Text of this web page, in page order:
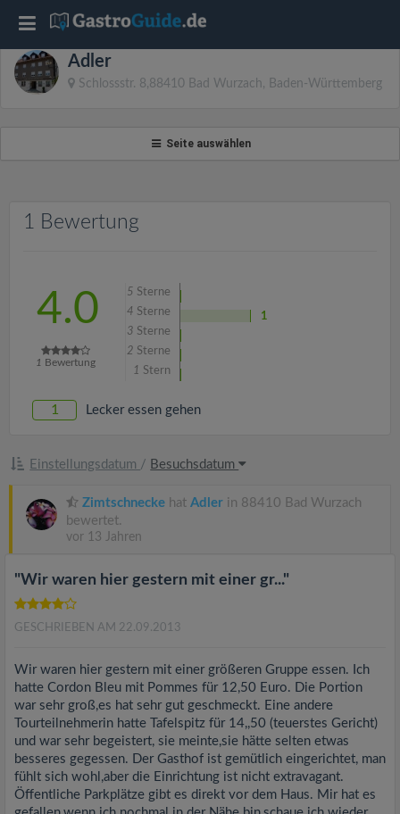
Adler
Schlossstr. 8,88410 Bad Wurzach, Baden-Württemberg
Seite auswählen
1 Bewertung
4.0
1 Bewertung
5 Sterne
4 Sterne
1
3 Sterne
2 Sterne
1 Stern
1 Lecker essen gehen
Einstellungsdatum / Besuchsdatum
Zimtschnecke hat Adler in 88410 Bad Wurzach
bewertet.
vor 13 Jahren
"Wir waren hier gestern mit einer gr..."
GESCHRIEBEN AM 22.09.2013
Wir waren hier gestern mit einer größeren Gruppe essen. Ich
hatte Cordon Bleu mit Pommes für 12,50 Euro. Die Portion
war sehr groß,es hat sehr gut geschmeckt. Eine andere
Tourteilnehmerin hatte Tafelspitz für 14,,50 (teuerstes Gericht)
und war sehr begeistert, sie meinte,sie hätte selten etwas
besseres gegessen. Der Gasthof ist gemütlich eingerichtet, man
fühlt sich wohl,aber die Einrichtung ist nicht extravagant.
Öffentliche Parkplätze gibt es direkt vor dem Haus. Mir hat es
T
o
n
a
v
o
n